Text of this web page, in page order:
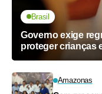
Brasil
Governo exige
proteger crianças
Amazonas